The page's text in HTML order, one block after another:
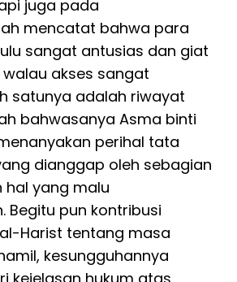
juga pada
mencatat bahwa para
sangat antusias dan giat
akses sangat
satunya adalah riwayat
bahwasanya Asma binti
perihal tata
dianggap oleh sebagian
yang malu
Begitu pun kontribusi
al-Harist tentang masa
kesungguhannya